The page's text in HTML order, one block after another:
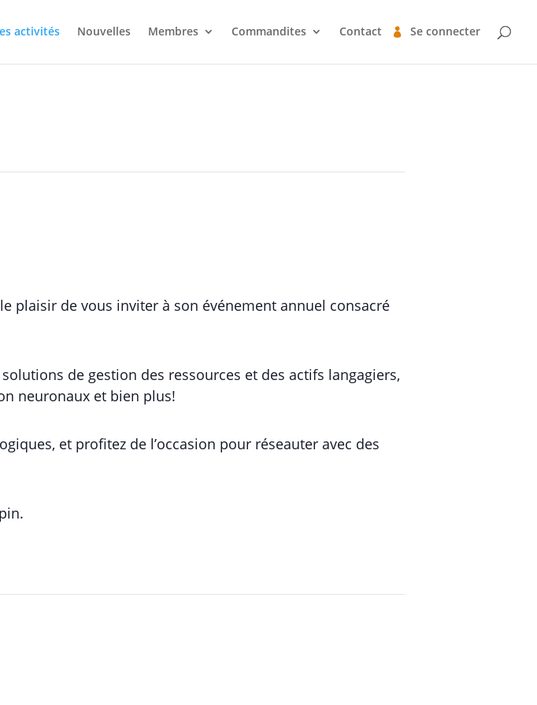
activités Nouvelles Membres Commandites Contact Se connecter
plaisir de vous inviter à son événement annuel consacré
de gestion des ressources et des actifs langagiers,
neuronaux et bien plus!
et profitez de l’occasion pour réseauter avec des